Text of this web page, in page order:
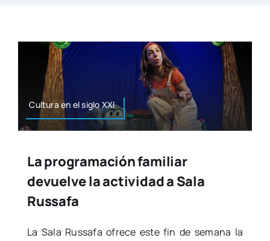
Cul­tu­ra en el siglo XXI
La programación familiar
devuelve la actividad a Sala
Russafa
La Sala Rus­sa­fa ofre­ce este fin de sema­na la